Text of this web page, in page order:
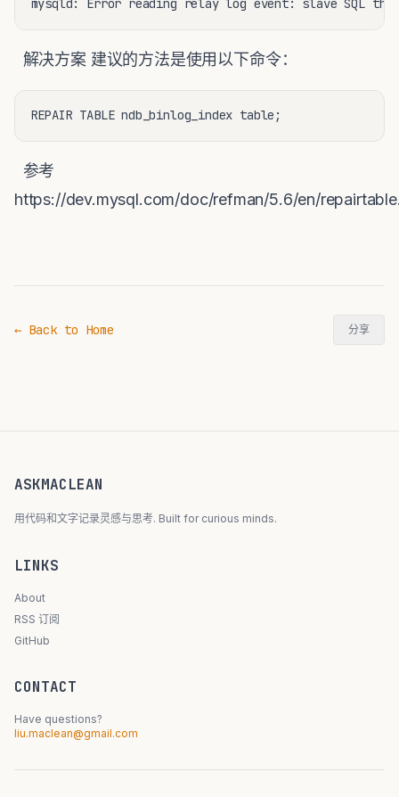
mysqld: Error reading relay log event: slave SQL
解决方案 建议的方法是使用以下命令：
REPAIR TABLE ndb_binlog_index table;
参考
https://dev.mysql.com/doc/refman/5.6/en/
← Back to Home 分享
ASKMACLEAN
用代码和文字记录灵感与思考. Built for curious minds.
LINKS
About
RSS 订阅
GitHub
CONTACT
Have questions?
liu.maclean@gmail.com